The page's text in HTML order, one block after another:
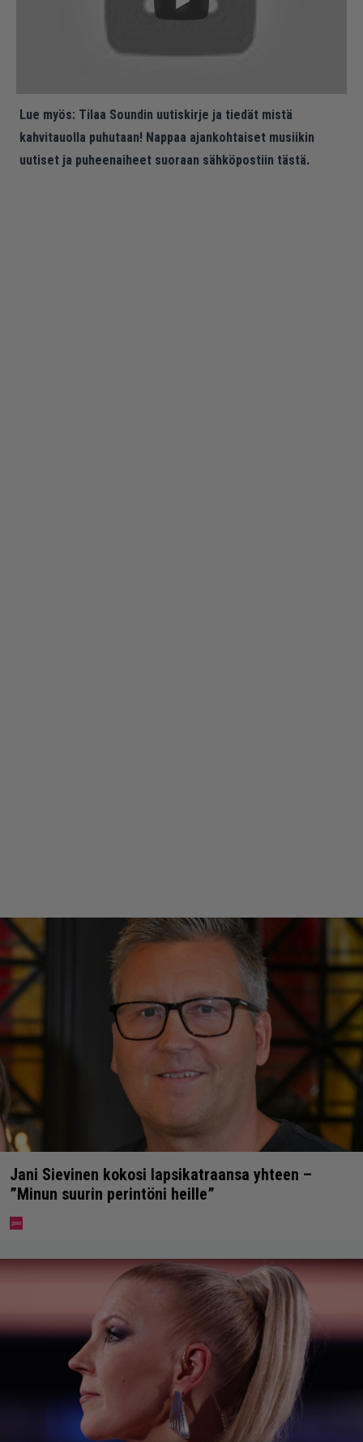
Lue myös: Tilaa Soundin uutiskirje ja tiedät mistä
kahvitauolla puhutaan! Nappaa ajankohtaiset musiikin
uutiset ja puheenaiheet suoraan sähköpostiin tästä.
Jani Sievinen kokosi lapsikatraansa yhteen –
”Minun suurin perintöni heille”